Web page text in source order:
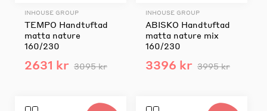
INHOUSE GROUP
TEMPO Handtuftad
matta nature
160/230
2631 kr 3095 kr
INHOUSE GROUP
ABISKO Handtuftad
matta nature mix
160/230
3396 kr 3995 kr